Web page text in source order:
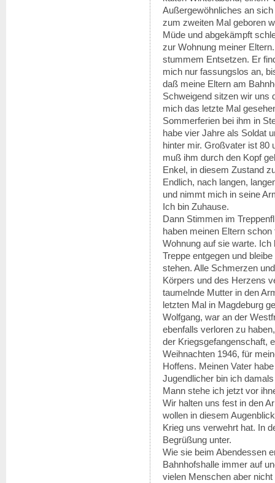
Außergewöhnliches an
zum zweiten Mal geboren
Müde und abgekämpft
zur Wohnung meiner
stummem Entsetzen. Er
mich nur fassungslos an,
daß meine Eltern am
Schweigend sitzen wir uns
mich das letzte Mal
Sommerferien bei ihm in
habe vier Jahre als Soldat
hinter mir. Großvater ist 80
muß ihm durch den Kopf
Enkel, in diesem Zustand
Endlich, nach langen,
und nimmt mich in seine
Ich bin Zuhause.
Dann Stimmen im
haben meinen Eltern
Wohnung auf sie warte.
Treppe entgegen und
stehen. Alle Schmerzen
Körpers und des Herzens
taumelnde Mutter in den
letzten Mal in Magdeburg
Wolfgang, war an der
ebenfalls verloren zu
der Kriegsgefangenschaft,
Weihnachten 1946, für
Hoffens. Meinen Vater
Jugendlicher bin ich
Mann stehe ich jetzt vor
Wir halten uns fest in den
wollen in diesem
Krieg uns verwehrt hat. In
Begrüßung unter.
Wie sie beim Abendessen
Bahnhofshalle immer auf
vielen Menschen aber